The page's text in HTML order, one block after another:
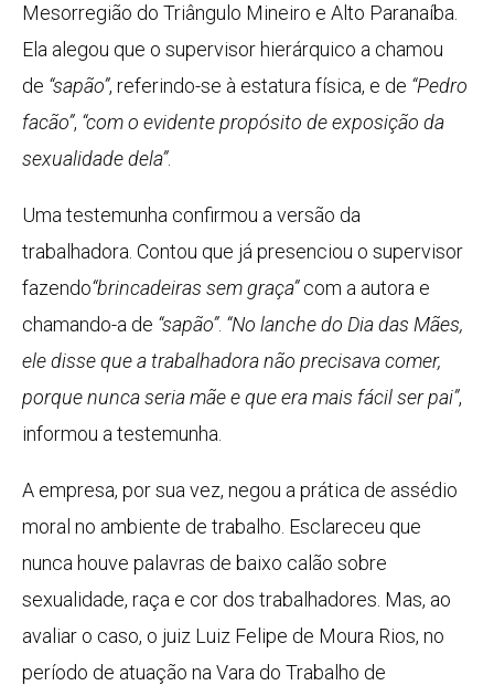
Mesorregião do Triângulo Mineiro e Alto Paranaíba.
Ela alegou que o supervisor hierárquico a chamou
de “sapão”, referindo-se à estatura física, e de “Pedro
facão”, “com o evidente propósito de exposição da
sexualidade dela”.
Uma testemunha confirmou a versão da
trabalhadora. Contou que já presenciou o supervisor
fazendo“brincadeiras sem graça”com a autora e
chamando-a de “sapão”. “No lanche do Dia das Mães,
ele disse que a trabalhadora não precisava comer,
porque nunca seria mãe e que era mais fácil ser pai”,
informou a testemunha.
A empresa, por sua vez, negou a prática de assédio
moral no ambiente de trabalho. Esclareceu que
nunca houve palavras de baixo calão sobre
sexualidade, raça e cor dos trabalhadores. Mas, ao
avaliar o caso, o juiz Luiz Felipe de Moura Rios, no
período de atuação na Vara do Trabalho de